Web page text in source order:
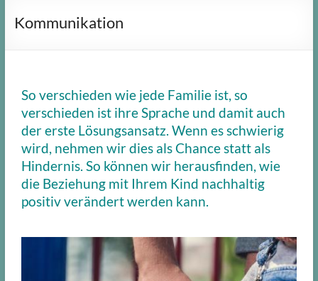
Kommunikation
So verschieden wie jede Familie ist, so
verschieden ist ihre Sprache und damit auch
der erste Lösungsansatz. Wenn es schwierig
wird, nehmen wir dies als Chance statt als
Hindernis. So können wir herausfinden, wie
die Beziehung mit Ihrem Kind nachhaltig
positiv verändert werden kann.